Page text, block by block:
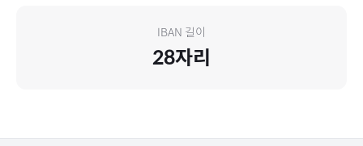
IBAN 길이
28자리